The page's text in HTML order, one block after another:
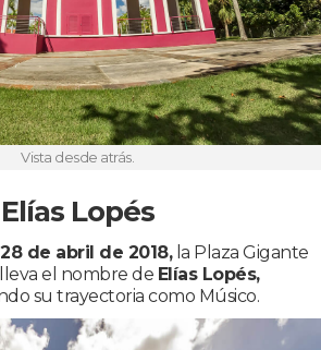
Vista desde atrás.
Elías Lopés
de abril de 2018,la Plaza Gigante
el nombre de Elías Lopés,
su trayectoria como Músico.